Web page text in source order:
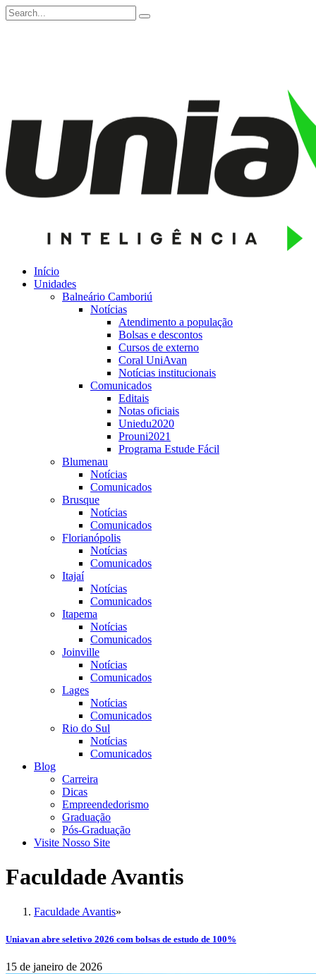
Início
Unidades
Balneário Camboriú
Notícias
Atendimento a população
Bolsas e descontos
Cursos de externo
Coral UniAvan
Notícias institucionais
Comunicados
Editais
Notas oficiais
Uniedu2020
Prouni2021
Programa Estude Fácil
Blumenau
Notícias
Comunicados
Brusque
Notícias
Comunicados
Florianópolis
Notícias
Comunicados
Itajaí
Notícias
Comunicados
Itapema
Notícias
Comunicados
Joinville
Notícias
Comunicados
Lages
Notícias
Comunicados
Rio do Sul
Notícias
Comunicados
Blog
Carreira
Dicas
Empreendedorismo
Graduação
Pós-Graduação
Visite Nosso Site
Faculdade Avantis
Faculdade Avantis»
Uniavan abre seletivo 2026 com bolsas de estudo de 100%
15 de janeiro de 2026